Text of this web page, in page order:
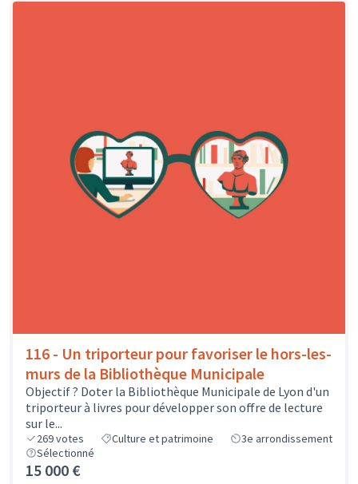
116 - Un triporteur pour favoriser le hors-les-
murs de la Bibliothèque Municipale
Objectif ? Doter la Bibliothèque Municipale de Lyon d'un
triporteur à livres pour développer son offre de lecture
sur le...
269votes Culture et patrimoine
3e arrondissement
Sélectionné
15 000 €